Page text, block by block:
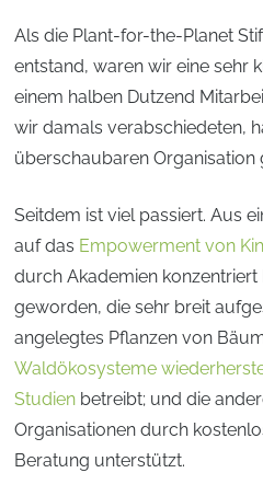
Als die Plant-for-the-Planet
entstand, waren wir eine sehr
einem halben Dutzend
wir damals verabschiedeten,
überschaubaren Organisation
Seitdem ist viel passiert. Aus
auf das Empowerment von
durch Akademien konzentriert
geworden, die sehr breit
angelegtes Pflanzen von
Waldökosysteme
Studien betreibt; und die
Organisationen durch
Beratung unterstützt.